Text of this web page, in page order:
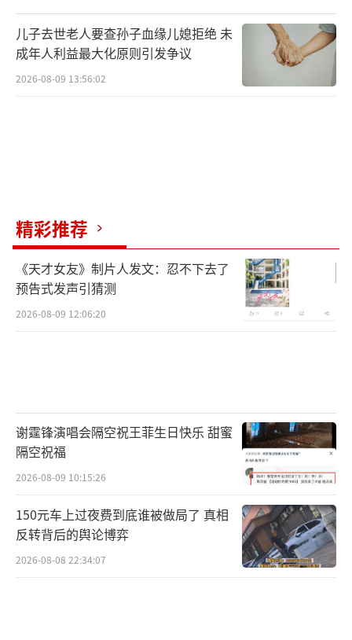
儿子去世老人要查孙子血缘儿媳拒绝 未
成年人利益最大化原则引发争议
2026-08-09 13:56:02
精彩推荐
《天才女友》制片人发文：忍不下去了
预告式发声引猜测
2026-08-09 12:06:20
谢霆锋演唱会隔空祝王菲生日快乐 甜蜜
隔空祝福
2026-08-09 10:15:26
150元车上过夜费到底谁被做局了 真相
反转背后的舆论博弈
2026-08-08 22:34:07